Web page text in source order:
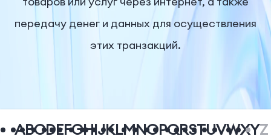
передачу денег и данных для осуществления
этих транзакций.
ABCDEFGHIJKLMNOPQRSTUVWXYZ